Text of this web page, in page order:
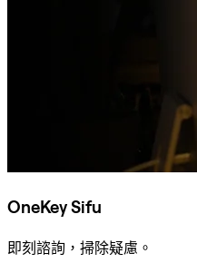
OneKey Sifu
即刻諮詢，掃除疑慮。